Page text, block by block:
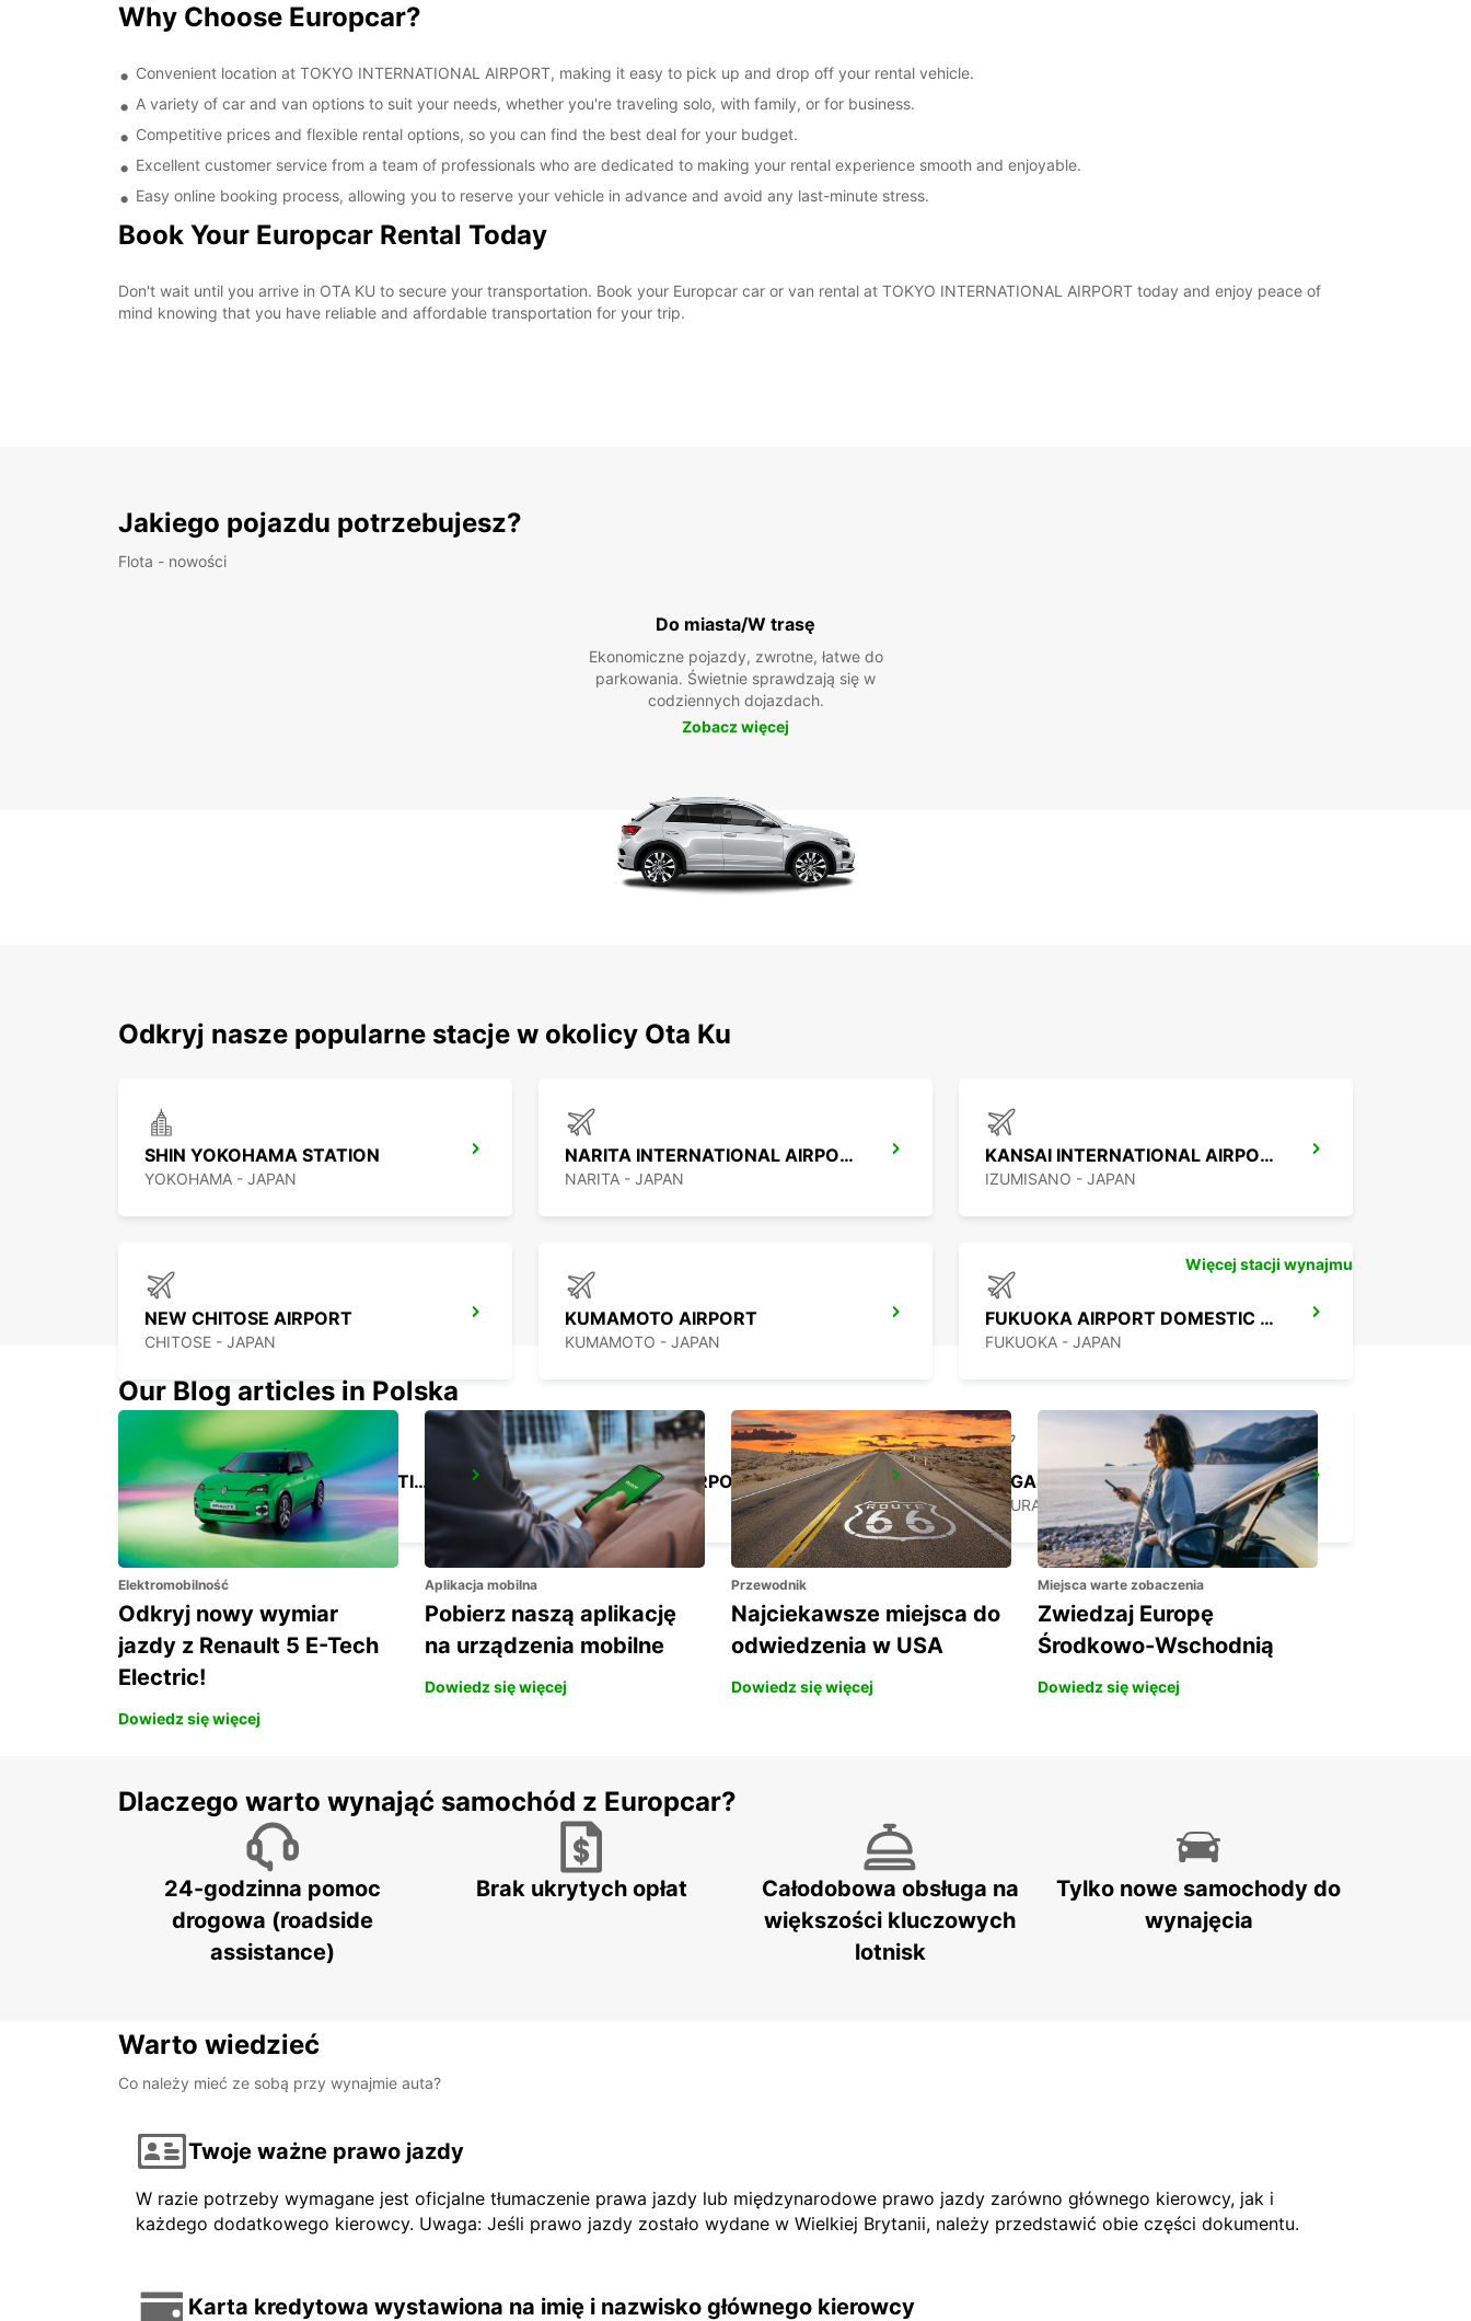
Why Choose Europcar?
Convenient location at TOKYO INTERNATIONAL AIRPORT, making it easy to pick up and drop off your rental vehicle.
A variety of car and van options to suit your needs, whether you're traveling solo, with family, or for business.
Competitive prices and flexible rental options, so you can find the best deal for your budget.
Excellent customer service from a team of professionals who are dedicated to making your rental experience smooth and enjoyable.
Easy online booking process, allowing you to reserve your vehicle in advance and avoid any last-minute stress.
Book Your Europcar Rental Today
Don't wait until you arrive in OTA KU to secure your transportation. Book your Europcar car or van rental at TOKYO INTERNATIONAL AIRPORT today and enjoy peace of
mind knowing that you have reliable and affordable transportation for your trip.
Jakiego pojazdu potrzebujesz?
Flota - nowości
Do miasta/W trasę
Ekonomiczne pojazdy, zwrotne, łatwe do
parkowania. Świetnie sprawdzają się w
codziennych dojazdach.
Zobacz więcej
Odkryj nasze popularne stacje w okolicy Ota Ku
SHIN YOKOHAMA STATION
YOKOHAMA - JAPAN
NARITA INTERNATIONAL AIRPORT
NARITA - JAPAN
KANSAI INTERNATIONAL AIRPORT
IZUMISANO - JAPAN
NEW CHITOSE AIRPORT
CHITOSE - JAPAN
KUMAMOTO AIRPORT
KUMAMOTO - JAPAN
FUKUOKA AIRPORT DOMESTIC TERMINAL
FUKUOKA - JAPAN
FUKUOKA AIRPORT INTERNATIONAL TERMINAL
FUKUOKA - JAPAN
KAGOSHIMA AIRPORT
KIRISHIMA - JAPAN
NAGASAKI AIRPORT
OMURA - JAPAN
Więcej stacji wynajmu
Our Blog articles in Polska
Elektromobilność
Odkryj nowy wymiar
jazdy z Renault 5 E-Tech
Electric!
Dowiedz się więcej
Aplikacja mobilna
Pobierz naszą aplikację
na urządzenia mobilne
Dowiedz się więcej
Przewodnik
Najciekawsze miejsca do
odwiedzenia w USA
Dowiedz się więcej
Miejsca warte zobaczenia
Zwiedzaj Europę
Środkowo-Wschodnią
Dowiedz się więcej
Dlaczego warto wynająć samochód z Europcar?
24-godzinna pomoc
drogowa (roadside
assistance)
Brak ukrytych opłat
Całodobowa obsługa na
większości kluczowych
lotnisk
Tylko nowe samochody do
wynajęcia
Warto wiedzieć
Co należy mieć ze sobą przy wynajmie auta?
Twoje ważne prawo jazdy
W razie potrzeby wymagane jest oficjalne tłumaczenie prawa jazdy lub międzynarodowe prawo jazdy zarówno głównego kierowcy, jak i
każdego dodatkowego kierowcy. Uwaga: Jeśli prawo jazdy zostało wydane w Wielkiej Brytanii, należy przedstawić obie części dokumentu.
Karta kredytowa wystawiona na imię i nazwisko głównego kierowcy